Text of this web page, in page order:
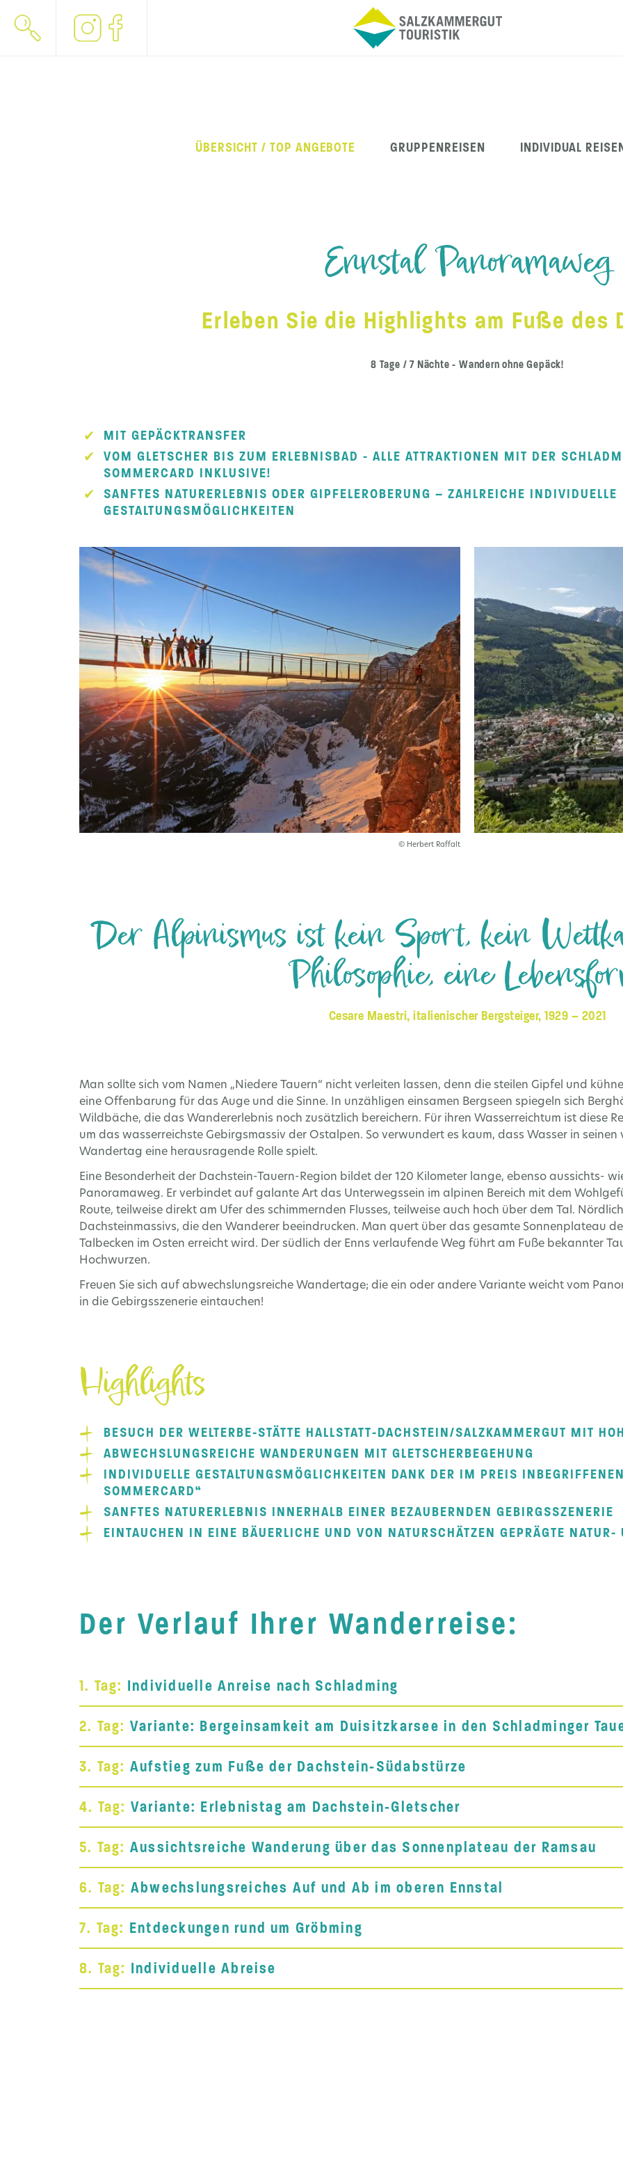
ÜBERSICHT / TOP ANGEBOTE GRUPPENREISEN INDIVIDUAL
Ennstal Panoramaweg
Erleben Sie die Highlights am Fuße des
8 Tage / 7 Nächte - Wandern ohne Gepäck!
MIT GEPÄCKTRANSFER
VOM GLETSCHER BIS ZUM ERLEBNISBAD - ALLE ATTRAKTIONEN MIT DER
SOMMERCARD INKLUSIVE!
SANFTES NATURERLEBNIS ODER GIPFELEROBERUNG – ZAHLREICHE INDIVIDUELLE
GESTALTUNGSMÖGLICHKEITEN
© Herbert Raffalt
Der Alpinismus ist kein Sport, kein
Philosophie, eine
Cesare Maestri, italienischer Bergsteiger, 1929 – 2021
Man sollte sich vom Namen „Niedere Tauern“ nicht verleiten lassen, denn die steilen Gipfel und
eine Offenbarung für das Auge und die Sinne. In unzähligen einsamen Bergseen spiegeln sich
Wildbäche, die das Wandererlebnis noch zusätzlich bereichern. Für ihren Wasserreichtum ist diese
um das wasserreichste Gebirgsmassiv der Ostalpen. So verwundert es kaum, dass Wasser in
Wandertag eine herausragende Rolle spielt.
Eine Besonderheit der Dachstein-Tauern-Region bildet der 120 Kilometer lange, ebenso aussichts-
Panoramaweg. Er verbindet auf galante Art das Unterwegssein im alpinen Bereich mit dem
Route, teilweise direkt am Ufer des schimmernden Flusses, teilweise auch hoch über dem Tal.
Dachsteinmassivs, die den Wanderer beeindrucken. Man quert über das gesamte Sonnenplateau
Talbecken im Osten erreicht wird. Der südlich der Enns verlaufende Weg führt am Fuße bekannter
Hochwurzen.
Freuen Sie sich auf abwechslungsreiche Wandertage; die ein oder andere Variante weicht vom
in die Gebirgsszenerie eintauchen!
Highlights
BESUCH DER WELTERBE-STÄTTE HALLSTATT-DACHSTEIN/SALZKAMMERGUT MIT
ABWECHSLUNGSREICHE WANDERUNGEN MIT GLETSCHERBEGEHUNG
INDIVIDUELLE GESTALTUNGSMÖGLICHKEITEN DANK DER IM PREIS
SOMMERCARD“
SANFTES NATURERLEBNIS INNERHALB EINER BEZAUBERNDEN GEBIRGSSZENERIE
EINTAUCHEN IN EINE BÄUERLICHE UND VON NATURSCHÄTZEN GEPRÄGTE NATUR-
Der Verlauf Ihrer Wanderreise:
1. Tag: Individuelle Anreise nach Schladming
2. Tag: Variante: Bergeinsamkeit am Duisitzkarsee in den Schladminger
3. Tag: Aufstieg zum Fuße der Dachstein-Südabstürze
4. Tag: Variante: Erlebnistag am Dachstein-Gletscher
5. Tag: Aussichtsreiche Wanderung über das Sonnenplateau der Ramsau
6. Tag: Abwechslungsreiches Auf und Ab im oberen Ennstal
7. Tag: Entdeckungen rund um Gröbming
8. Tag: Individuelle Abreise